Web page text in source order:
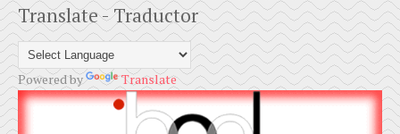
Translate - Traductor
Powered by Translate